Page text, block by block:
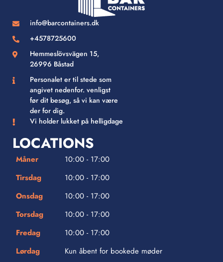
info@barcontainers.dk
+4578725600
Hemmeslövsvägen 15,
26996 Båstad
Personalet er til stede som
angivet nedenfor. venligst
før dit besøg, så vi kan være
der for dig.
Vi holder lukket på helligdage
LOCATIONS
Måner
10:00 - 17:00
Tirsdag
10:00 - 17:00
Onsdag
10:00 - 17:00
Torsdag
10:00 - 17:00
Fredag
10:00 - 17:00
Lørdag
Kun åbent for bookede møder